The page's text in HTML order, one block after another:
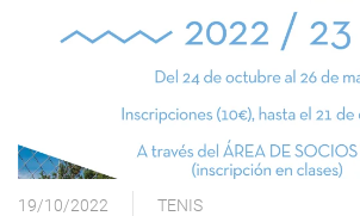
19/10/2022 TENIS